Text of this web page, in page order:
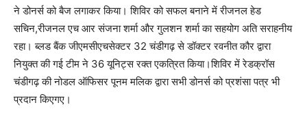
ने डोनर्स को बैज लगाकर किया। शिविर को सफल बनाने में रीजनल हेड
सचिन,रीजनल एच आर संजना शर्मा और गुलशन शर्मा का सहयोग अति सराहनीय
रहा। ब्लड बैंक जीएमसीएचसेक्टर 32 चंडीगढ़ से डॉक्टर रवनीत कौर द्वारा
नियुक्त की गई टीम ने 36 यूनिट्स रक्त एकत्रित किया।शिविर में रेडक्रॉस
चंडीगढ़ की नोडल ऑफिसर पूनम मलिक द्वारा सभी डोनर्स को प्रशंसा पत्र भी
प्रदान किएगए।